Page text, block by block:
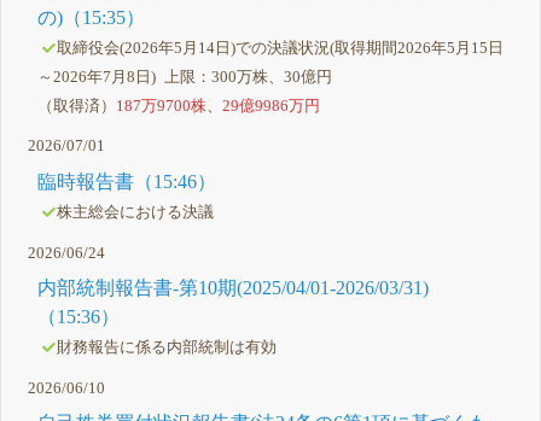
の)（15:35）
取締役会(2026年5月14日)での決議状況(取得期間2026年5月15日
～2026年7月8日) 上限：300万株、30億円
（取得済） 187万9700株 、29億9986万円
2026/07/01
臨時報告書（15:46）
株主総会における決議
2026/06/24
内部統制報告書-第10期(2025/04/01-2026/03/31)
（15:36）
財務報告に係る内部統制は有効
2026/06/10